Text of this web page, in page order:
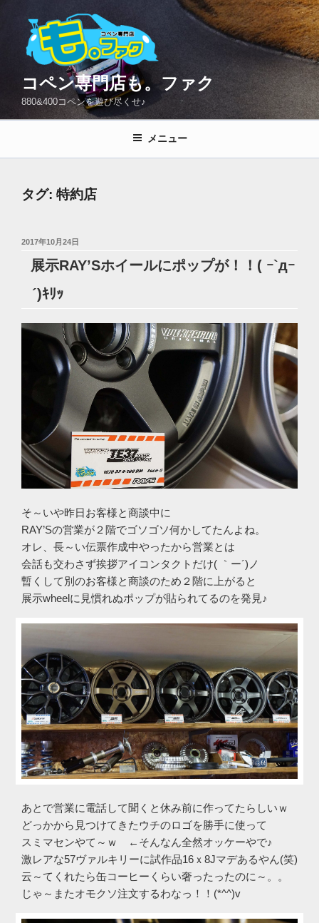
プ
コペン専門店も。ファク
880&400コペンを遊び尽くせ♪
メニュー
タグ: 特約店
投
2017年10月24日
展示RAY’Sホイールにポップが！！( ｰ`дｰ
´)ｷﾘｯ
そ～いや昨日お客様と商談中に
RAY’Sの営業が２階でゴソゴソ何かしてたんよね。
オレ、長～い伝票作成中やったから営業とは
会話も交わさず挨拶アイコンタクトだけ( ｀ー´)ノ
暫くして別のお客様と商談のため２階に上がると
展示wheelに見慣れぬポップが貼られてるのを発見♪
あとで営業に電話して聞くと休み前に作ってたらしいｗ
どっかから見つけてきたウチのロゴを勝手に使って
スミマセンやて～ｗ ←そんなん全然オッケーやで♪
激レアな57ヴァルキリーに試作品16ｘ8Jマデあるやん(笑)
云～てくれたら缶コーヒーくらい奢ったったのに～。。
じゃ～またオモクソ注文するわなっ！！(*^^)v